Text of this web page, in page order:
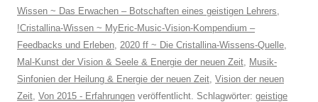
Wissen ~ Das Erwachen – Botschaften eines geistigen Lehrers,
!Cristallina-Wissen ~ MyEric-Music-Vision-Kompendium –
Feedbacks und Erleben, 2020 ff ~ Die Cristallina-Wissens-Quelle,
Mal-Kunst der Vision & Seele & Energie der neuen Zeit, Musik-
Sinfonien der Heilung & Energie der neuen Zeit, Vision der neuen
Zeit, Von 2015 - Erfahrungen veröffentlicht. Schlagwörter: geistige